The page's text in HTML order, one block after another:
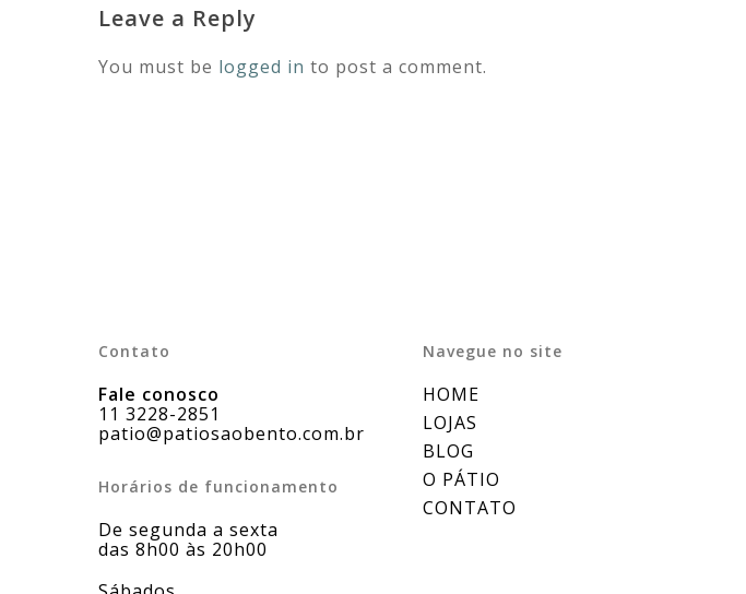
Leave a Reply
You must be logged in to post a comment.
Contato
Fale conosco
11 3228-2851
patio@patiosaobento.com.br
Horários de funcionamento
De segunda a sexta
das 8h00 às 20h00
Navegue no site
HOME
LOJAS
BLOG
O PÁTIO
CONTATO